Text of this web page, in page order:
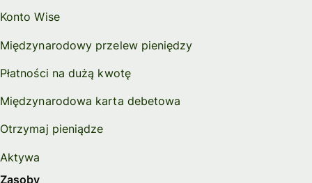
Konto Wise
Międzynarodowy przelew pieniędzy
Płatności na dużą kwotę
Międzynarodowa karta debetowa
Otrzymaj pieniądze
Aktywa
Zasoby